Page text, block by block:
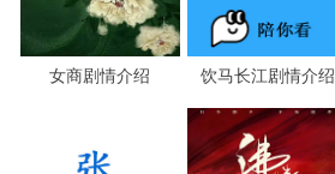
女商剧情介绍 饮马长江剧情介绍